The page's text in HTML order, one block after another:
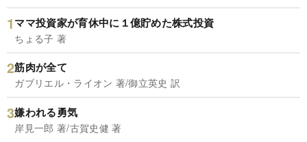
ママ投資家が育休中に１億貯めた株式投資
ちょる子 著
筋肉が全て
ガブリエル・ライオン 著/御立英史 訳
嫌われる勇気
岸見一郎 著/古賀史健 著